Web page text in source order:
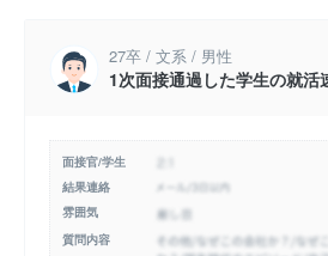
27卒 / 文系 / 男性
1次面接通過した学生の就活
面接官/学生
結果連絡
雰囲気
質問内容